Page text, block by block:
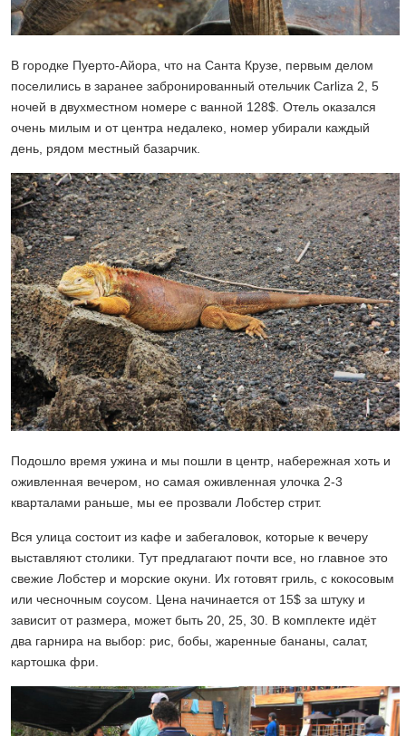
В городке Пуерто-Айора, что на Санта Крузе, первым делом
поселились в заранее забронированный отельчик Carliza 2, 5
ночей в двухместном номере с ванной 128$. Отель оказался
очень милым и от центра недалеко, номер убирали каждый
день, рядом местный базарчик.
Подошло время ужина и мы пошли в центр, набережная хоть и
оживленная вечером, но самая оживленная улочка 2-3
кварталами раньше, мы ее прозвали Лобстер стрит.
Вся улица состоит из кафе и забегаловок, которые к вечеру
выставляют столики. Тут предлагают почти все, но главное это
свежие Лобстер и морские окуни. Их готовят гриль, с кокосовым
или чесночным соусом. Цена начинается от 15$ за штуку и
зависит от размера, может быть 20, 25, 30. В комплекте идёт
два гарнира на выбор: рис, бобы, жаренные бананы, салат,
картошка фри.